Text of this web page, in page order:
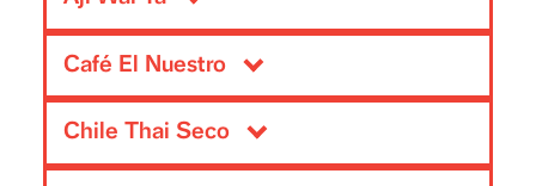
de setas, pollo, lomo, mixtas y salsa para gyozas.
Origen: Fusagasugá, Cundinamarca.
Los aceites de maní y ajonjolí se obtienen tras
dorados y luego prensados para extraer
aceites. Tienen un fuerte sabor y
Ají Wai Ya
Origen: Río Pirá Paraná, Vaupés.
Café El Nuestro